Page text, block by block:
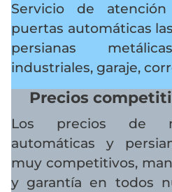
Servicio de
puertas automáticas
persianas
industriales, garaje,
Precios
Los precios de
automáticas y
muy competitivos,
y garantía en todos